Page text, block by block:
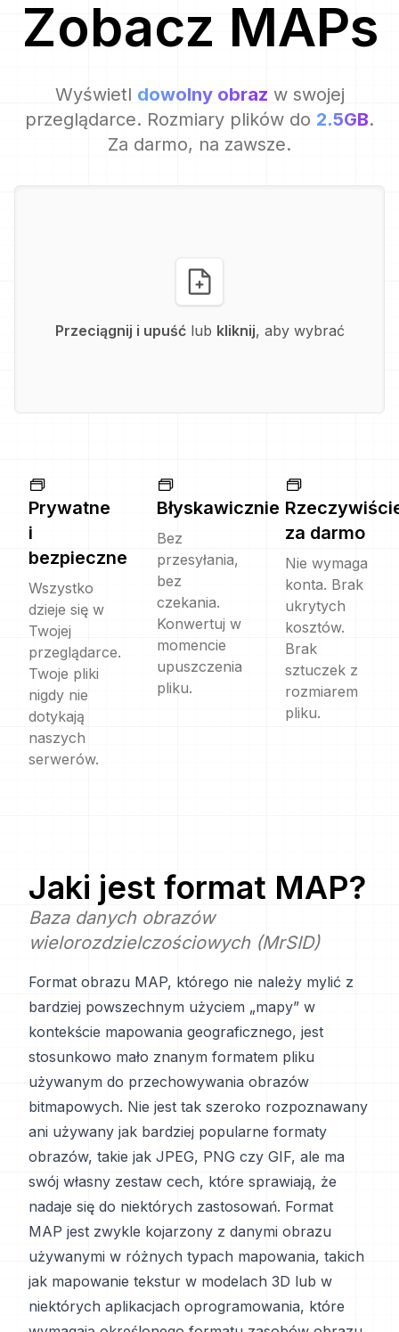
Zobacz MAPs
Wyświetl dowolny obraz w swojej
przeglądarce. Rozmiary plików do 2.5GB.
Za darmo, na zawsze.
Przeciągnij i upuść lub kliknij, aby wybrać
Prywatne
i
bezpieczne
Wszystko
dzieje się w
Twojej
przeglądarce.
Twoje pliki
nigdy nie
dotykają
naszych
serwerów.
Błyskawicznie
Bez
przesyłania,
bez
czekania.
Konwertuj w
momencie
upuszczenia
pliku.
za darmo
Nie wymaga
konta. Brak
ukrytych
kosztów.
Brak
sztuczek z
rozmiarem
pliku.
Jaki jest format MAP?
Baza danych obrazów
wielorozdzielczościowych (MrSID)
Format obrazu MAP, którego nie należy mylić z
bardziej powszechnym użyciem „mapy” w
kontekście mapowania geograficznego, jest
stosunkowo mało znanym formatem pliku
używanym do przechowywania obrazów
bitmapowych. Nie jest tak szeroko rozpoznawany
ani używany jak bardziej popularne formaty
obrazów, takie jak JPEG, PNG czy GIF, ale ma
swój własny zestaw cech, które sprawiają, że
nadaje się do niektórych zastosowań. Format
MAP jest zwykle kojarzony z danymi obrazu
używanymi w różnych typach mapowania, takich
jak mapowanie tekstur w modelach 3D lub w
niektórych aplikacjach oprogramowania, które